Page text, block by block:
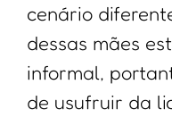
cenário
dessas mães
informal,
de usufruir da